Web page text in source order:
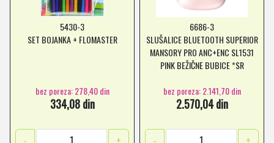
5430-3
SET BOJANKA + FLOMASTER
bez poreza: 278,40 din
334,08 din
6686-3
SLUŠALICE BLUETOOTH SUPERIOR
MANSORY PRO ANC+ENC SL1531
PINK BEŽIČNE BUBICE *SR
bez poreza: 2.141,70 din
2.570,04 din